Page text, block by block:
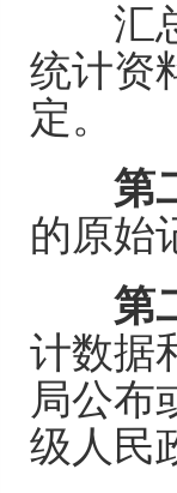
汇总
统计资
定。
第
的原始
第
计数据
局公布
级人民